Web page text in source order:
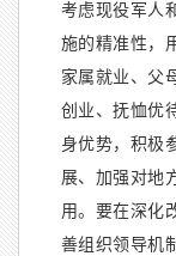
考虑现役军人
施的精准性，
家属就业、父
创业、抚恤优
身优势，积极
展、加强对地
用。要在深化
善组织领导机